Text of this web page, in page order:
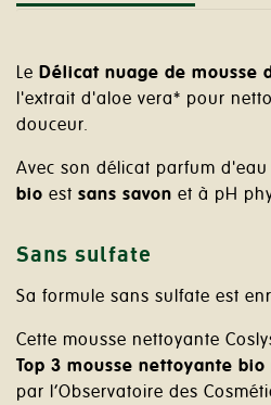
Le Délicat nuage de mousse
l'extrait d'aloe vera* pour
douceur.
Avec son délicat parfum
bio est sans savon et à pH
Sans sulfate
Sa formule sans sulfate est
Cette mousse nettoyante
Top 3 mousse nettoyante bio
par l’Observatoire des